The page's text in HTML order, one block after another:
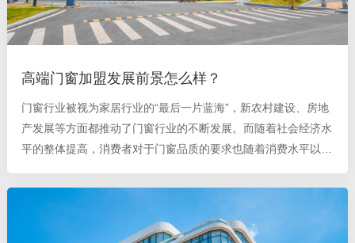
高端门窗加盟发展前景怎么样？
门窗行业被视为家居行业的“最后一片蓝海”，新农村建设、房地
产发展等方面都推动了门窗行业的不断发展。而随着社会经济水
平的整体提高，消费者对于门窗品质的要求也随着消费水平以及
展越来越具有潜力